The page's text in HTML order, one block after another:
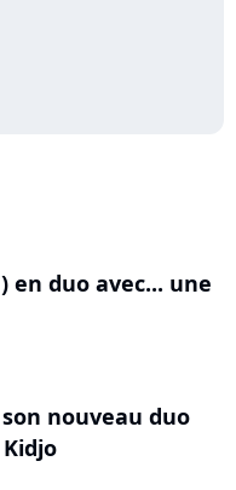
en duo avec... une
nouveau duo